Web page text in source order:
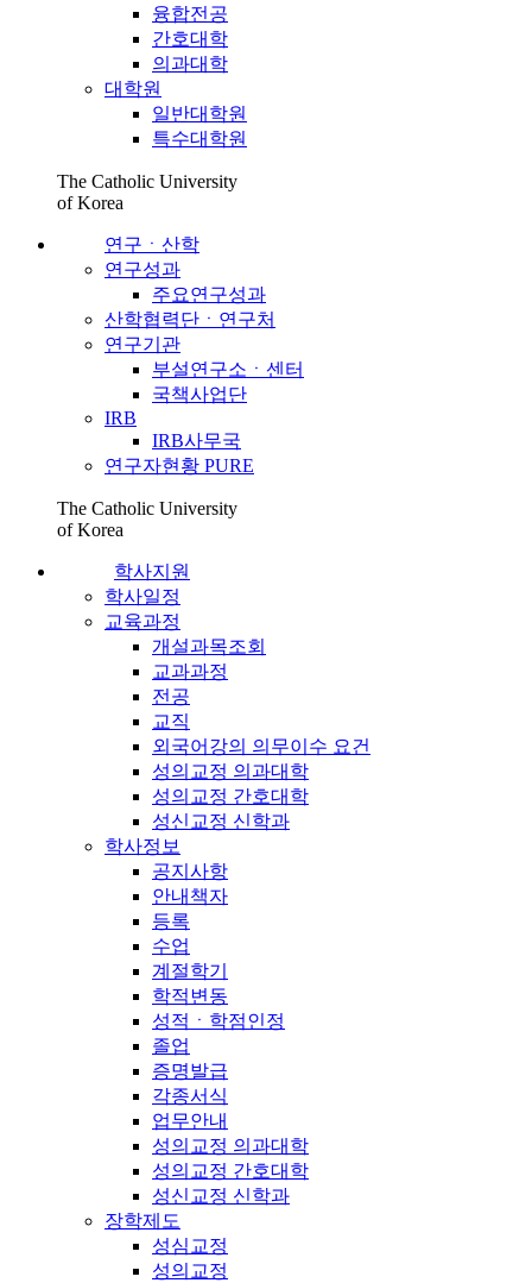
융합전공
간호대학
의과대학
대학원
일반대학원
특수대학원
The Catholic University
of Korea
연구ㆍ산학
연구성과
주요연구성과
산학협력단ㆍ연구처
연구기관
부설연구소ㆍ센터
국책사업단
IRB
IRB사무국
연구자현황 PURE
The Catholic University
of Korea
학사지원
학사일정
교육과정
개설과목조회
교과과정
전공
교직
외국어강의 의무이수 요건
성의교정 의과대학
성의교정 간호대학
성신교정 신학과
학사정보
공지사항
안내책자
등록
수업
계절학기
학적변동
성적ㆍ학점인정
졸업
증명발급
각종서식
업무안내
성의교정 의과대학
성의교정 간호대학
성신교정 신학과
장학제도
성심교정
성의교정